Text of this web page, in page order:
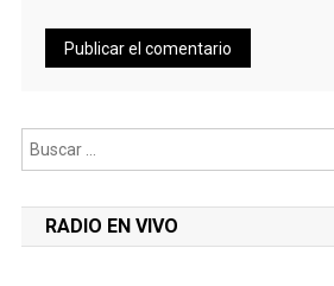
RADIO EN VIVO